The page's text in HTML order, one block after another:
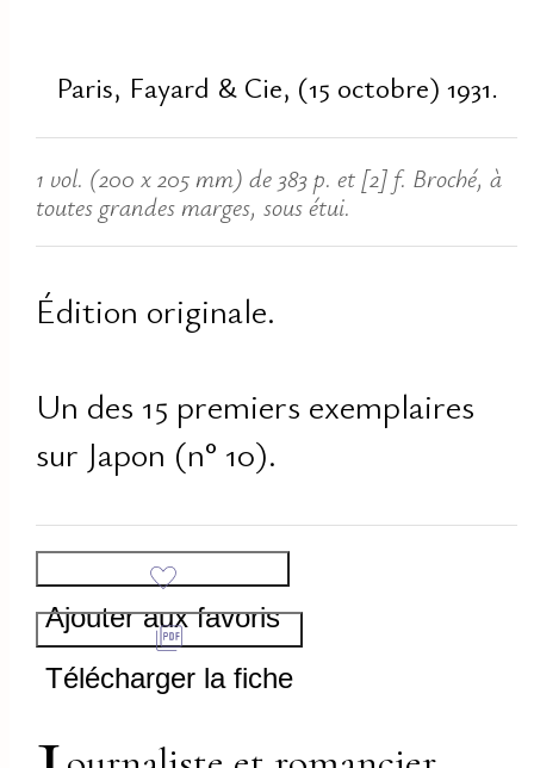
Paris, Fayard & Cie, (15 octobre) 1931.
1 vol. (200 x 205 mm) de 383 p. et [2] f. Broché, à
toutes grandes marges, sous étui.
Édition originale.
Un des 15 premiers exemplaires
sur Japon (n° 10).
Ajouter aux favoris
Télécharger la fiche